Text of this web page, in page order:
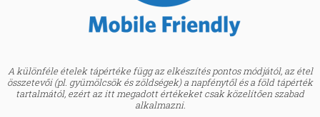
A különféle ételek tápértéke függ az elkészítés pontos módjától, az étel
összetevői (pl. gyümölcsök és zöldségek) a napfénytől és a föld tápérték
tartalmától, ezért az itt megadott értékeket csak közelítően szabad
alkalmazni.